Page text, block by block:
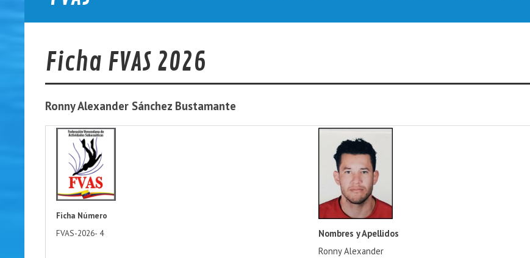
Federación Venezolana de Actividades Subacuáticas
Ficha FVAS 2026
Ronny Alexander Sánchez Bustamante
Ficha Número
FVAS-2026- 4
Nombres y Apellidos
Ronny Alexander